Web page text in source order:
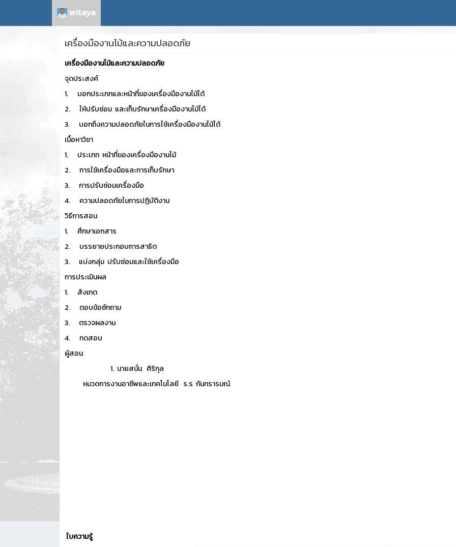
witaya
เครื่องมืองานไม้และความปลอดภัย
เครื่องมืองานไม้และความปลอดภัย
จุดประสงค์
1. บอกประเภทและหน้าที่ของเครื่องมืองานไม้ได้
2. ให้ปรับซ่อม และเก็บรักษาเครื่องมืองานไม้ได้
3. บอกถึงความปลอดภัยในการใช้เครื่องมืองานไม้ได้
เนื้อหาวิชา
1. ประเภท หน้าที่ของเครื่องมืองานไม้
2. การใช้เครื่องมือและการเก็บรักษา
3. การปรับซ่อมเครื่องมือ
4. ความปลอดภัยในการปฏิบัติงาน
วิธีการสอน
1. ศึกษาเอกสาร
2. บรรยายประกอบการสาธิต
3. แบ่งกลุ่ม ปรับซ่อมและใช้เครื่องมือ
การประเมินผล
1. สังเกต
2. ตอบข้อซักถาม
3. ตรวจผลงาน
4. ทดสอบ
ผู้สอน
1. นายสนั่น ศิริกุล
หมวดการงานอาชีพและเทคโนโลยี ร.ร กันทรารมณ์
ใบความรู้